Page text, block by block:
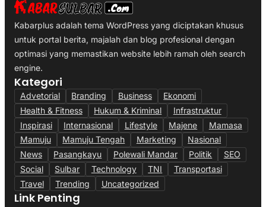
Kabarplus adalah tema WordPress yang diciptakan khusus
untuk portal berita, majalah dan blog profesional dengan
optimasi yang memastikan website lebih ramah oleh search
engine.
Kategori
Advetorial Branding Business
Ekonomi
Health & Fitness
Hukum & Kriminal
Infrastruktur
Inspirasi
Internasional Lifestyle Majene
Mamasa
Mamuju
Mamuju Tengah Marketing
Nasional
News
Pasangkayu Polewali Mandar Politik
SEO
Social
Sulbar Technology TNI
Transportasi
Travel
Trending Uncategorized
Link Penting